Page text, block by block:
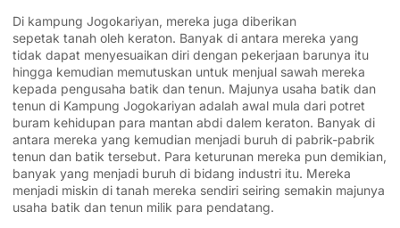
Di kampung Jogokariyan, mereka juga diberikan
sepetak tanah oleh keraton. Banyak di antara mereka yang
tidak dapat menyesuaikan diri dengan pekerjaan barunya itu
hingga kemudian memutuskan untuk menjual sawah mereka
kepada pengusaha batik dan tenun. Majunya usaha batik dan
tenun di Kampung Jogokariyan adalah awal mula dari potret
buram kehidupan para mantan abdi dalem keraton. Banyak di
antara mereka yang kemudian menjadi buruh di pabrik-pabrik
tenun dan batik tersebut. Para keturunan mereka pun demikian,
banyak yang menjadi buruh di bidang industri itu. Mereka
menjadi miskin di tanah mereka sendiri seiring semakin majunya
usaha batik dan tenun milik para pendatang.